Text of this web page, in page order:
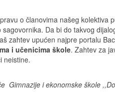
o članovima našeg kolektiva
Da bi do takvog
zahtev upućen najpre portalu
i učenicima škole. Zahtev za
neistine.
Gimnazije i ekonomske škole